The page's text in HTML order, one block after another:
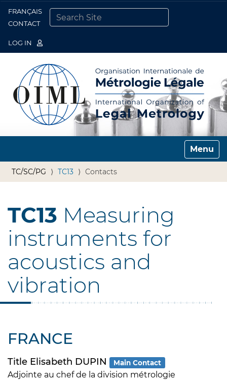
FRANÇAIS
CONTACT
LOG IN
Toggle
TC/SC/PG TC13 Contacts
TC13 Measuring
instruments for
acoustics and
vibration
FRANCE
Title Elisabeth DUPIN Main Contact
Adjointe au chef de la division métrologie